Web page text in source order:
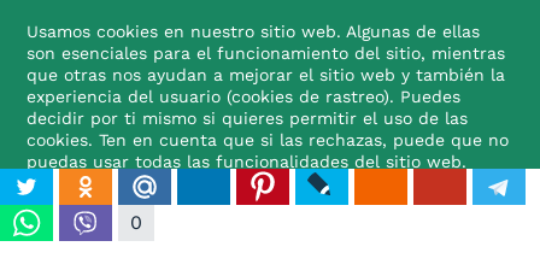
0

Usamos cookies en nuestro sitio web. Algunas de ellas
son esenciales para el funcionamiento del sitio, mientras
que otras nos ayudan a mejorar el sitio web y también la
experiencia del usuario (cookies de rastreo). Puedes
decidir por ti mismo si quieres permitir el uso de las
cookies. Ten en cuenta que si las rechazas, puede que no
puedas usar todas las funcionalidades del sitio web.
ACEPTO NO ACEPTO